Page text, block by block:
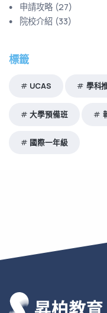
申請攻略 (27)
院校介紹 (33)
標籤
UCAS 學科
大學預備班
國際一年級